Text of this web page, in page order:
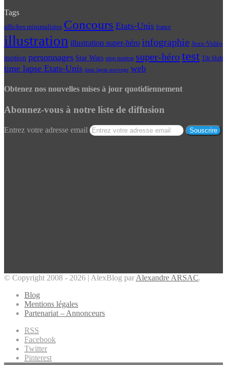
Tags
affiches minimalistes Concours Etats-Unis france
illustration illustration super-héro infographie Jeux-Vidéo
motion personnages Star Wars stop motion super-hérotest Tilt Shift
time lapse Etats-Unis time lapse norvege web
Obtenez nos nouvelles mises à jour quotidiennement
Abonnez-vous à notre liste de diffusion
Entrez votre adresse email
© Copyright 2008 - 2026 | AlexBlog par Alexandre ARSAC.
Blog
Mentions légales
Partenariat – Annonceurs
RSS
Facebook
Twitter
Pinterest